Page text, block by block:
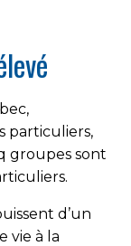
particuliers,
groupes sont
d’un
vie à la